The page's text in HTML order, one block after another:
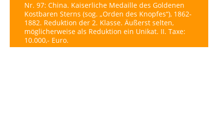
Nr. 97: China. Kaiserliche Medaille des Goldenen
Kostbaren Sterns (sog. „Orden des Knopfes“), 1862-
1882. Reduktion der 2. Klasse. Äußerst selten,
möglicherweise als Reduktion ein Unikat. II. Taxe:
10.000,- Euro.